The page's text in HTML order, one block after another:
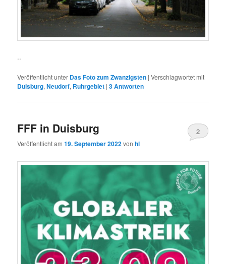
..
Veröffentlicht unter Das Foto zum Zwanzigsten |Verschlagwortet mit
Duisburg,Neudorf, Ruhrgebiet |3Antworten
FFF in Duisburg
Veröffentlicht am19. September 2022vonhl
2